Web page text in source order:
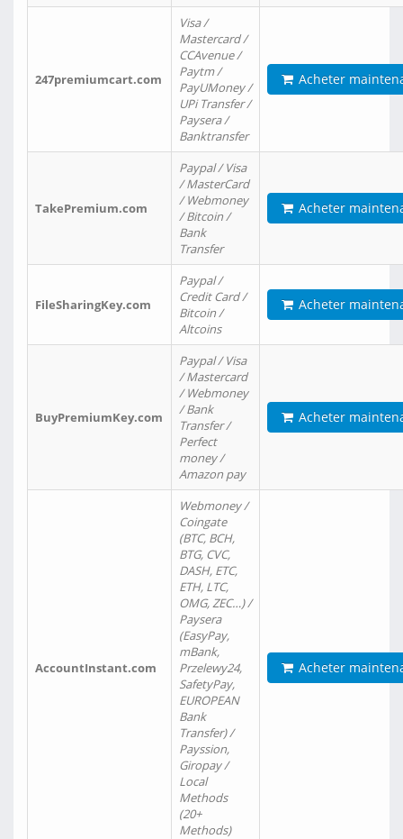
247premiumcart.com
Visa /
Mastercard /
CCAvenue /
Paytm /
PayUMoney /
UPi Transfer /
Paysera /
Banktransfer
Acheter
TakePremium.com
Paypal / Visa
/ MasterCard
/ Webmoney
/ Bitcoin /
Bank
Transfer
Acheter
FileSharingKey.com
Paypal /
Credit Card /
Bitcoin /
Altcoins
Acheter
BuyPremiumKey.com
Paypal / Visa
/ Mastercard
/ Webmoney
/ Bank
Transfer /
Perfect
money /
Amazon pay
Acheter
AccountInstant.com
Webmoney /
Coingate
(BTC, BCH,
BTG, CVC,
DASH, ETC,
ETH, LTC,
OMG, ZEC…) /
Paysera
(EasyPay,
mBank,
Przelewy24,
SafetyPay,
EUROPEAN
Bank
Transfer) /
Payssion,
Giropay /
Local
Methods
(20+
Methods)
Acheter